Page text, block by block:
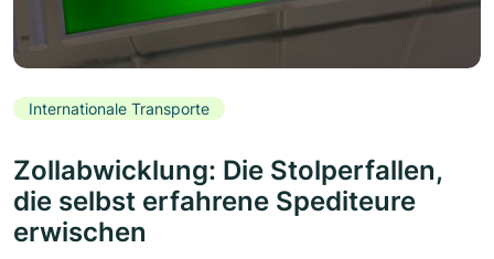
Internationale Transporte
Zollabwicklung: Die Stolperfallen,
die selbst erfahrene Spediteure
erwischen